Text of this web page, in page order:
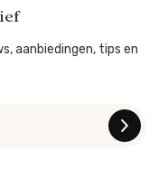
aanbiedingen, tips en